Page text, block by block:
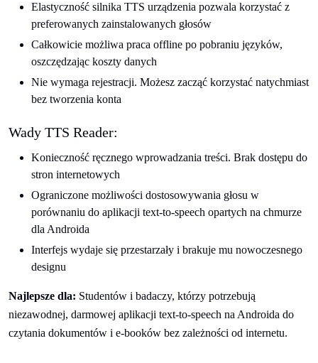
Elastyczność silnika TTS urządzenia pozwala korzystać z
preferowanych zainstalowanych głosów
Całkowicie możliwa praca offline po pobraniu języków,
oszczędzając koszty danych
Nie wymaga rejestracji. Możesz zacząć korzystać natychmiast
bez tworzenia konta
Wady TTS Reader:
Konieczność ręcznego wprowadzania treści. Brak dostępu do
stron internetowych
Ograniczone możliwości dostosowywania głosu w
porównaniu do aplikacji text-to-speech opartych na chmurze
dla Androida
Interfejs wydaje się przestarzały i brakuje mu nowoczesnego
designu
Najlepsze dla: Studentów i badaczy, którzy potrzebują
niezawodnej, darmowej aplikacji text-to-speech na Androida do
czytania dokumentów i e-booków bez zależności od internetu.